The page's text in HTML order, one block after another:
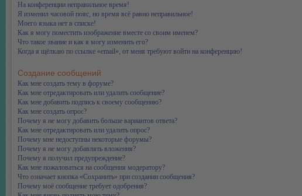
На конференции неправильное время!
Я изменил часовой пояс, но время всё равно неправильное!
Моего языка нет в списке!
Как я могу поместить изображение вместе со своим именем?
Что такое звание и как я могу изменить его?
Когда я щёлкаю по ссылке «email», от меня требуют войти на конференцию!
Создание сообщений
Как мне создать тему в форуме?
Как мне отредактировать или удалить сообщение?
Как мне добавить подпись к своему сообщению?
Как мне создать опрос?
Почему я не могу добавить больше вариантов ответа?
Как мне отредактировать или удалить опрос?
Почему мне недоступны некоторые форумы?
Почему я не могу добавлять вложения?
Почему я получил предупреждение?
Как мне пожаловаться на сообщения модератору?
Что означает кнопка «Сохранить» при создании сообщения?
Почему моё сообщение требует одобрения?